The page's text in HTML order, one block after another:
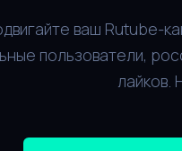
ваш Rutube-
пользователи,
лайков.